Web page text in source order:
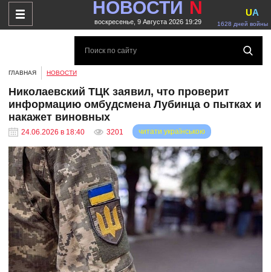
НОВОСТИ N
воскресенье, 9 Августа 2026 19:29 1628 дней войны
UA
ГЛАВНАЯ НОВОСТИ
Николаевский ТЦК заявил, что проверит
информацию омбудсмена Лубинца о пытках и
накажет виновных
24.06.2026 в 18:40 3201 читати українською